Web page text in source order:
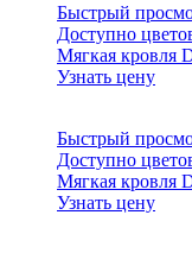
Быстрый
Доступно
Мягкая кровля
Узнать цену
Быстрый
Доступно
Мягкая кровля
Узнать цену